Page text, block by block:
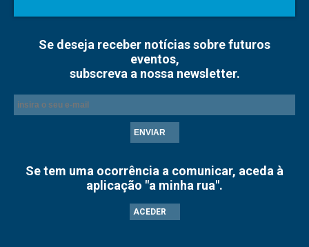
Se deseja receber notícias sobre futuros
eventos,
subscreva a nossa newsletter.
ENVIAR
Se tem uma ocorrência a comunicar, aceda à
aplicação "a minha rua".
ACEDER